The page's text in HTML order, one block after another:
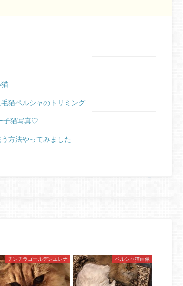
猫ペルシャのトリミング
子猫写真♡
方法やってみました
チンチラゴールデンエレナ ペルシャ猫画像